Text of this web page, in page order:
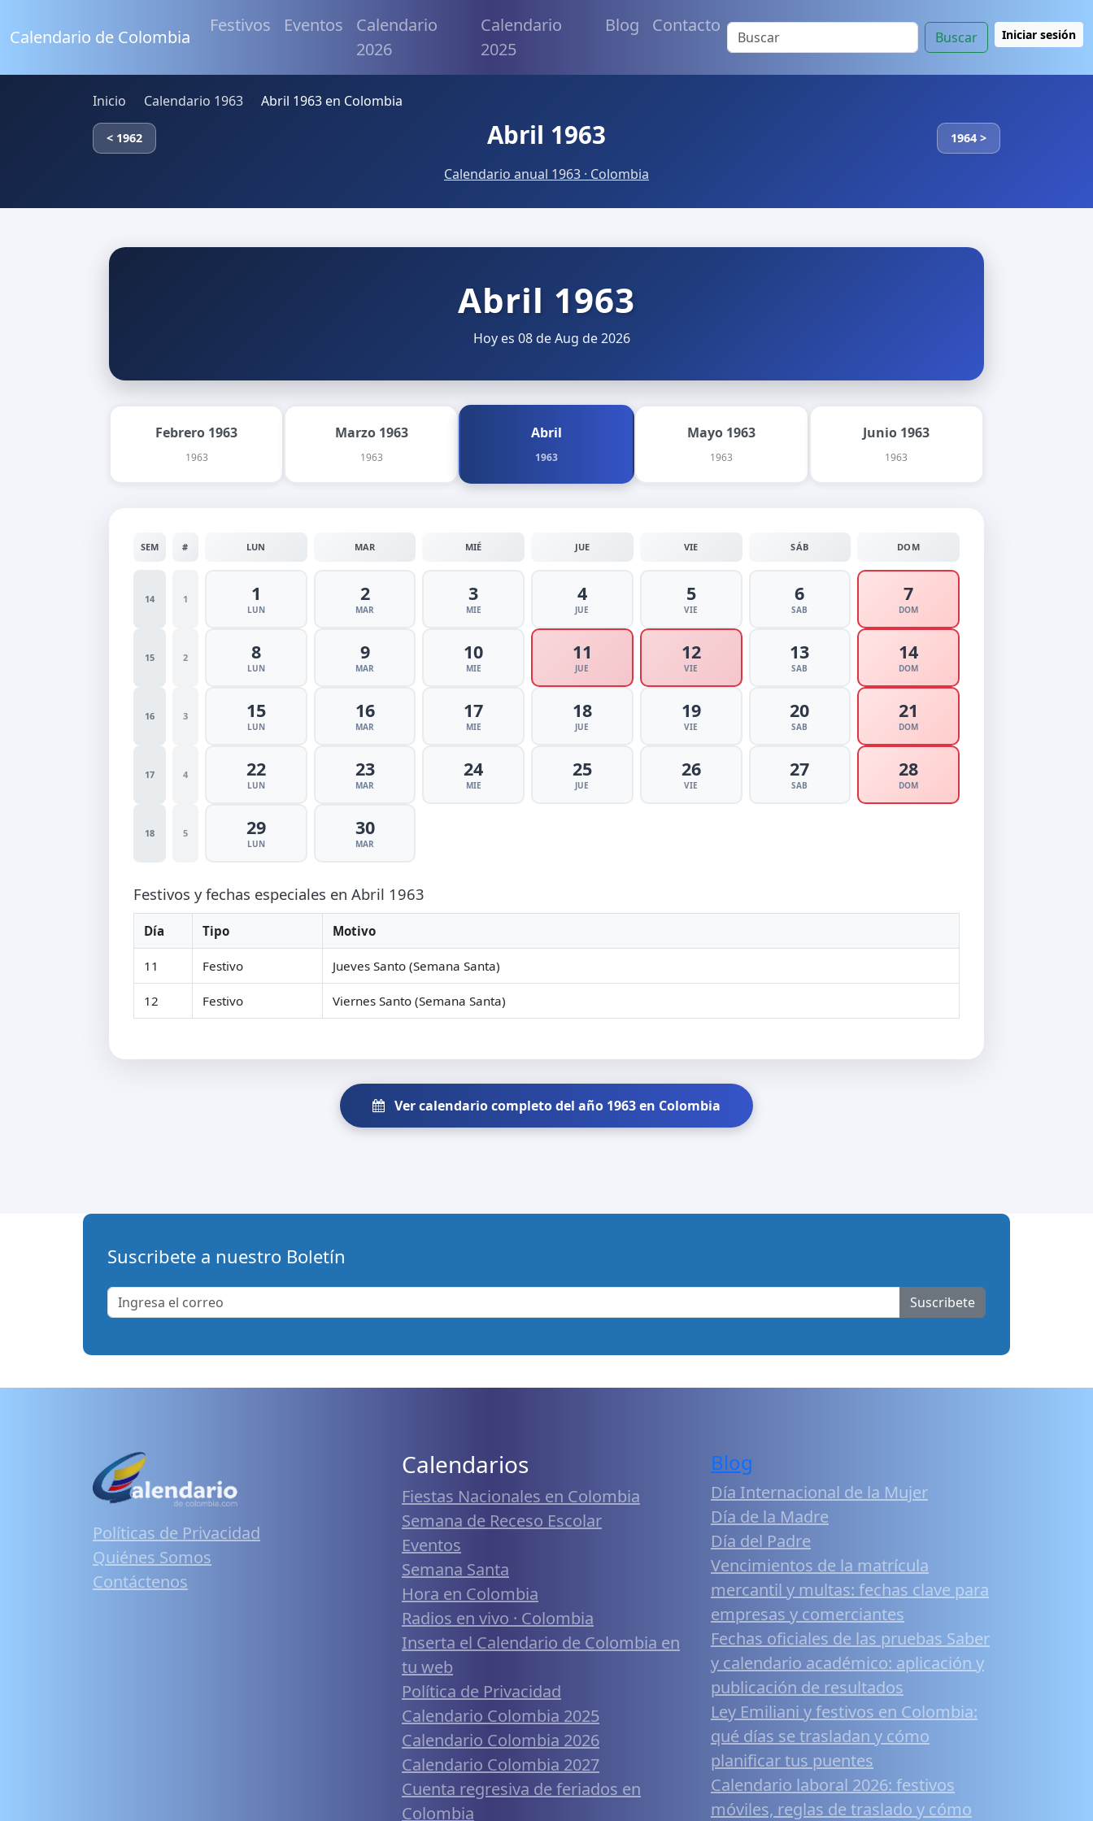
Calendario de Colombia
Festivos Eventos
Calendario
2026
Calendario
2025
Blog Contacto
Buscar Iniciar sesión
Inicio Calendario 1963 Abril 1963 en Colombia
< 1962 Abril 1963 1964 >
Calendario anual 1963 · Colombia
Abril 1963
Hoy es 08 de Aug de 2026
Febrero 1963
1963
Marzo 1963
1963
Abril
1963
Mayo 1963
1963
Junio 1963
1963
SEM # LUN MAR MIÉ JUE VIE SÁB DOM
14 1 1
LUN
2
MAR
3
MIE
4
JUE
5
VIE
6
SAB
7
DOM
15 2 8
LUN
9
MAR
10
MIE
11
JUE
12
VIE
13
SAB
14
DOM
16 3 15
LUN
16
MAR
17
MIE
18
JUE
19
VIE
20
SAB
21
DOM
17 4 22
LUN
23
MAR
24
MIE
25
JUE
26
VIE
27
SAB
28
DOM
18 5 29
LUN
30
MAR
Festivos y fechas especiales en Abril 1963
Día Tipo Motivo
11 Festivo Jueves Santo (Semana Santa)
12 Festivo Viernes Santo (Semana Santa)
Ver calendario completo del año 1963 en Colombia
Suscribete a nuestro Boletín
Suscribete
Políticas de Privacidad
Quiénes Somos
Contáctenos
Calendarios
Fiestas Nacionales en Colombia
Semana de Receso Escolar
Eventos
Semana Santa
Hora en Colombia
Radios en vivo · Colombia
Inserta el Calendario de Colombia en
tu web
Política de Privacidad
Calendario Colombia 2025
Calendario Colombia 2026
Calendario Colombia 2027
Cuenta regresiva de feriados en
Colombia
Blog
Día Internacional de la Mujer
Día de la Madre
Día del Padre
Vencimientos de la matrícula
mercantil y multas: fechas clave para
empresas y comerciantes
Fechas oficiales de las pruebas Saber
y calendario académico: aplicación y
publicación de resultados
Ley Emiliani y festivos en Colombia:
qué días se trasladan y cómo
planificar tus puentes
Calendario laboral 2026: festivos
móviles, reglas de traslado y cómo